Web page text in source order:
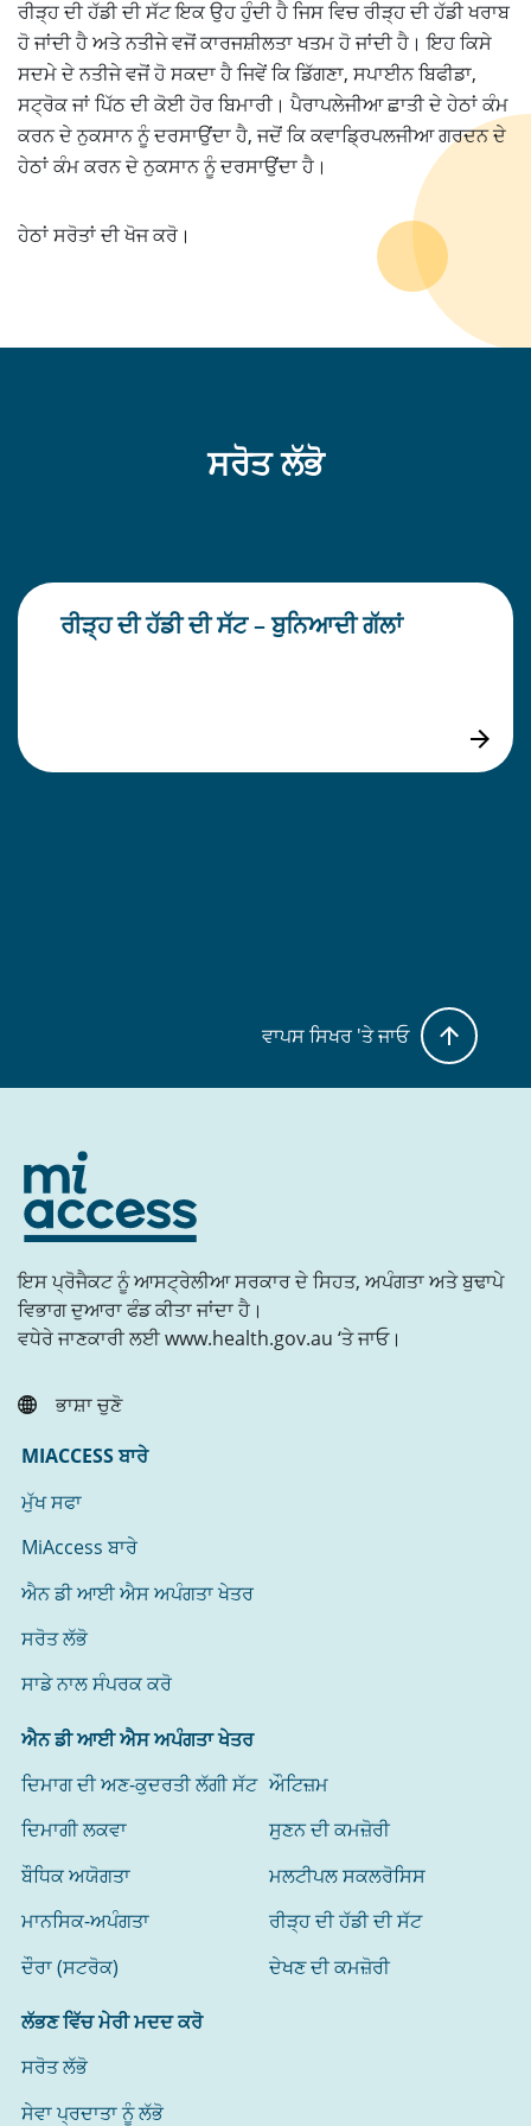
ਰੀੜ੍ਹ ਦੀ ਹੱਡੀ ਦੀ ਸੱਟ ਇਕ ਉਹ ਹੁੰਦੀ ਹੈ ਜਿਸ ਵਿਚ ਰੀੜ੍ਹ ਦੀ ਹੱਡੀ ਖਰਾਬ
ਹੋ ਜਾਂਦੀ ਹੈ ਅਤੇ ਨਤੀਜੇ ਵਜੋਂ ਕਾਰਜਸ਼ੀਲਤਾ ਖਤਮ ਹੋ ਜਾਂਦੀ ਹੈ। ਇਹ ਕਿਸੇ
ਸਦਮੇ ਦੇ ਨਤੀਜੇ ਵਜੋਂ ਹੋ ਸਕਦਾ ਹੈ ਜਿਵੇਂ ਕਿ ਡਿੱਗਣਾ, ਸਪਾਈਨ ਬਿਫੀਡਾ,
ਸਟ੍ਰੋਕ ਜਾਂ ਪਿੱਠ ਦੀ ਕੋਈ ਹੋਰ ਬਿਮਾਰੀ। ਪੈਰਾਪਲੇਜੀਆ ਛਾਤੀ ਦੇ ਹੇਠਾਂ ਕੰਮ
ਕਰਨ ਦੇ ਨੁਕਸਾਨ ਨੂੰ ਦਰਸਾਉਂਦਾ ਹੈ, ਜਦੋਂ ਕਿ ਕਵਾਡ੍ਰਿਪਲਜੀਆ ਗਰਦਨ ਦੇ
ਹੇਠਾਂ ਕੰਮ ਕਰਨ ਦੇ ਨੁਕਸਾਨ ਨੂੰ ਦਰਸਾਉਂਦਾ ਹੈ।
ਹੇਠਾਂ ਸਰੋਤਾਂ ਦੀ ਖੋਜ ਕਰੋ।
ਸਰੋਤ ਲੱਭੋ
ਰੀੜ੍ਹ ਦੀ ਹੱਡੀ ਦੀ ਸੱਟ – ਬੁਨਿਆਦੀ ਗੱਲਾਂ
ਵਾਪਸ ਸਿਖਰ 'ਤੇ ਜਾਓ
ਇਸ ਪ੍ਰੋਜੈਕਟ ਨੂੰ ਆਸਟ੍ਰੇਲੀਆ ਸਰਕਾਰ ਦੇ ਸਿਹਤ, ਅਪੰਗਤਾ ਅਤੇ ਬੁਢਾਪੇ
ਵਿਭਾਗ ਦੁਆਰਾ ਫੰਡ ਕੀਤਾ ਜਾਂਦਾ ਹੈ।
ਵਧੇਰੇ ਜਾਣਕਾਰੀ ਲਈ www.health.gov.au ‘ਤੇ ਜਾਓ।
ਭਾਸ਼ਾ ਚੁਣੋ
MIACCESS ਬਾਰੇ
ਮੁੱਖ ਸਫਾ
MiAccess ਬਾਰੇ
ਐਨ ਡੀ ਆਈ ਐਸ ਅਪੰਗਤਾ ਖੇਤਰ
ਸਰੋਤ ਲੱਭੋ
ਸਾਡੇ ਨਾਲ ਸੰਪਰਕ ਕਰੋ
ਐਨ ਡੀ ਆਈ ਐਸ ਅਪੰਗਤਾ ਖੇਤਰ
ਦਿਮਾਗ ਦੀ ਅਣ-ਕੁਦਰਤੀ ਲੱਗੀ ਸੱਟ ਔਟਿਜ਼ਮ
ਦਿਮਾਗੀ ਲਕਵਾ
ਸੁਣਨ ਦੀ ਕਮਜ਼ੋਰੀ
ਬੌਧਿਕ ਅਯੋਗਤਾ
ਮਲਟੀਪਲ ਸਕਲਰੋਸਿਸ
ਮਾਨਸਿਕ-ਅਪੰਗਤਾ
ਰੀੜ੍ਹ ਦੀ ਹੱਡੀ ਦੀ ਸੱਟ
ਦੌਰਾ (ਸਟਰੋਕ)
ਦੇਖਣ ਦੀ ਕਮਜ਼ੋਰੀ
ਲੱਭਣ ਵਿੱਚ ਮੇਰੀ ਮਦਦ ਕਰੋ
ਸਰੋਤ ਲੱਭੋ
ਸੇਵਾ ਪ੍ਰਦਾਤਾ ਨੂੰ ਲੱਭੋ